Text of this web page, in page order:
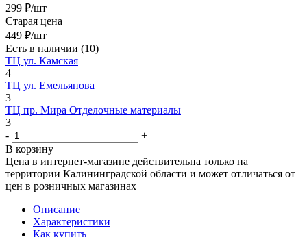
299 ₽/шт
Старая цена
449 ₽/шт
Есть в наличии (10)
ТЦ ул. Камская
4
ТЦ ул. Емельянова
3
ТЦ пр. Мира Отделочные материалы
3
-
+
В корзину
Цена в интернет-магазине действительна только на
территории Калининградской области и может отличаться от
цен в розничных магазинах
Описание
Характеристики
Как купить